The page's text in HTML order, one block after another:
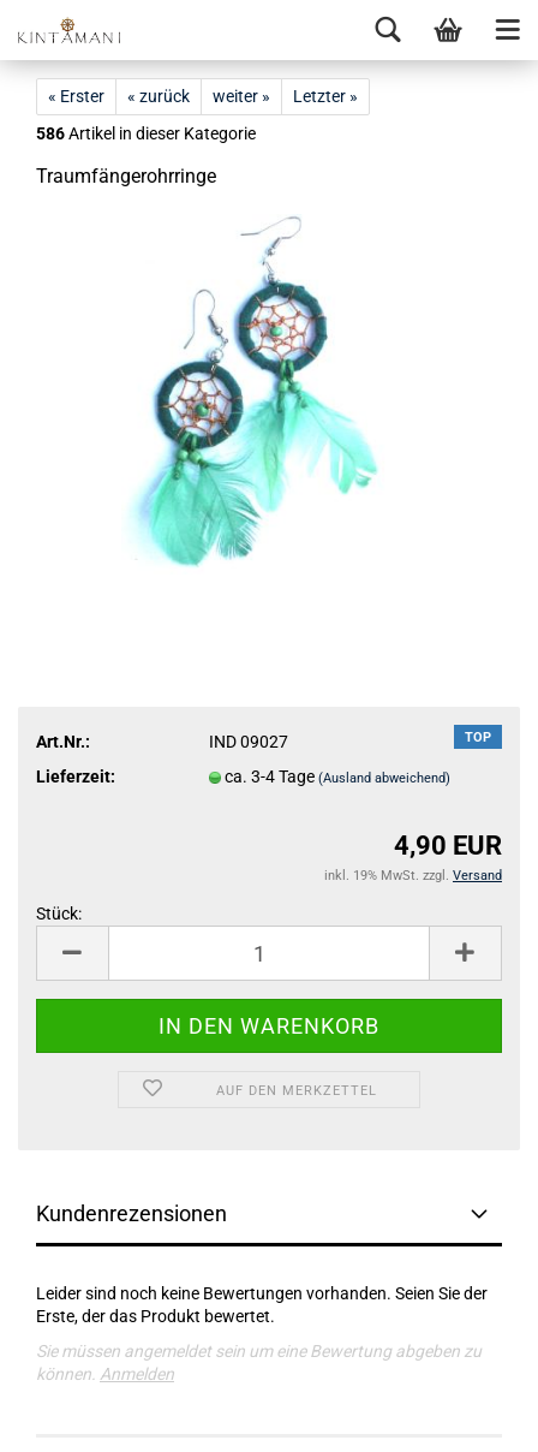
« Erster « zurück weiter »
Letzter »
586Artikel in dieser Kategorie
Traum­fän­ge­rohr­rin­ge
TOP
Art.Nr.:
IND 09027
Lieferzeit:
ca. 3-4 Tage(Ausland abweichend)
4,90 EUR
inkl. 19% MwSt. zzgl. Versand
Stück:
AUF DEN MERKZETTEL
Kundenrezensionen
Leider sind noch keine Bewertungen vorhanden. Seien Sie der
Erste, der das Produkt bewertet.
Sie müssen angemeldet sein um eine Bewertung abgeben zu
können. Anmelden